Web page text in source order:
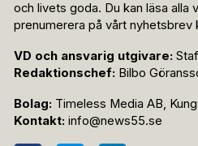
och livets goda. Du kan läsa alla
prenumerera på vårt nyhetsbrev
VD och ansvarig utgivare:
Redaktionschef: Bilbo
Bolag: Timeless Media AB,
Kontakt: info@news55.se